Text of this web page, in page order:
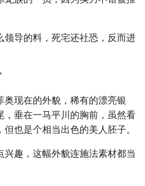
领导的料，死宅还社恐，反而进
现在的外貌，稀有的漂亮银
，垂在一马平川的胸前，虽然看
也是个相当出色的美人胚子。
趣，这幅外貌连施法素材都当